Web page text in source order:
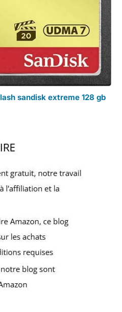
sandisk extreme 128 gb